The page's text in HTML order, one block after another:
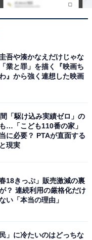
吾や湊かなえだけじゃな
業と罪」を描く『映画ち
』から強く連想した映画
「駆け込み実績ゼロ」の
…「こども110番の家」
に必要？ PTAが直面する
現実
春18きっぷ」販売激減の裏
？ 連続利用の厳格化だけ
い「本当の理由」
民」に冷たいのはどっちな